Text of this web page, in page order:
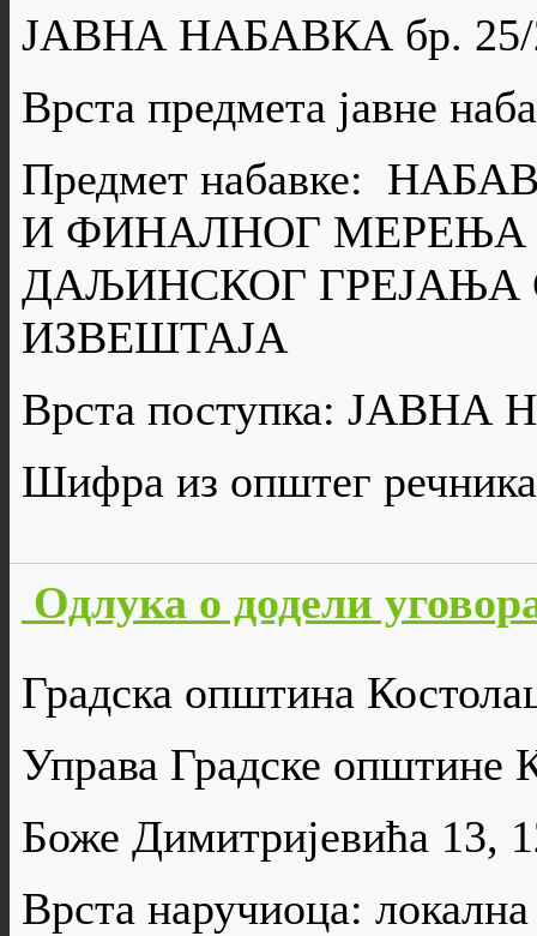
ЈАВНА НАБАВКА бр. 25/
Врста предмета јавне
Предмет набавке:
И ФИНАЛНОГ МЕРЕЊА
ДАЉИНСКОГ ГРЕЈАЊА
ИЗВЕШТАЈА
Врста поступка:
Шифра из општег
Одлука о додели
Градска општина
Управа Градске општине
Боже Димитријевића 13,
Врста наручиоца: